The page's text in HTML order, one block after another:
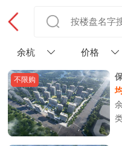
余杭 价格
不限购